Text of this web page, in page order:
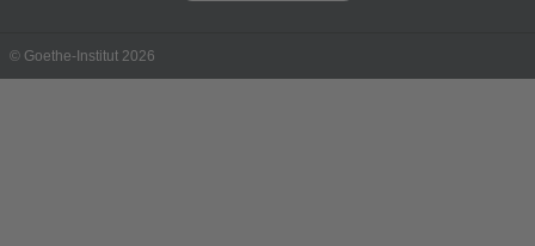
© Goethe-Institut 2026